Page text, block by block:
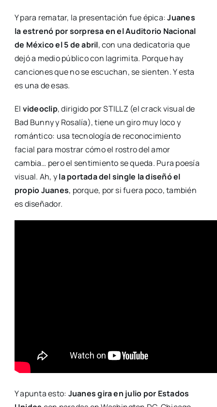
Y para rematar, la presentación fue épica:Juanes
la estrenó por sorpresa en el Auditorio Nacional
de México el 5 de abril, con una dedicatoria que
dejó a medio público con lagrimita. Porque hay
canciones que no se escuchan, se sienten. Y esta
es una de esas.
El videoclip, dirigido por STILLZ (el crack visual de
Bad Bunny y Rosalía), tiene un giro muy loco y
romántico: usa tecnología de reconocimiento
facial para mostrar cómo el rostro del amor
cambia… pero el sentimiento se queda. Pura poesía
visual. Ah, yla portada del single la diseñó el
propio Juanes, porque, por si fuera poco, también
es diseñador.
Y apunta esto: Juanes gira en julio por Estados